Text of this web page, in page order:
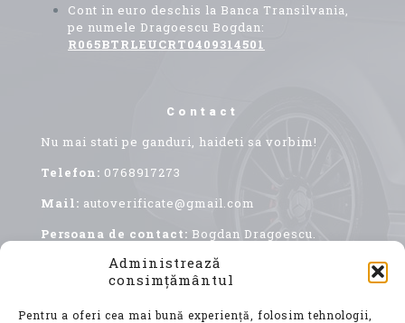
Administrează
consimțământul
Pentru a oferi cea mai bună experiență, folosim tehnologii,
Cont in euro deschis la Banca Transilvania,
pe numele Dragoescu Bogdan:
R065BTRLEUCRT0409314501
Contact
Nu mai stati pe ganduri, haideti sa vorbim!
Telefon: 0768917273
Mail: autoverificate@gmail.com
Persoana de contact: Bogdan Dragoescu.